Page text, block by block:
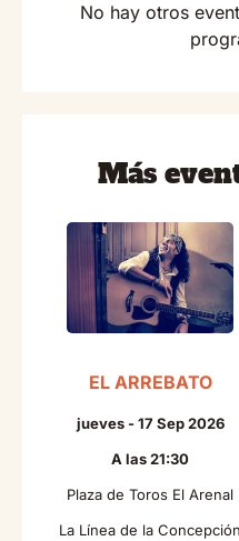
No hay otros
Más
EL ARREBATO
jueves - 17 Sep 2026
A las 21:30
Plaza de Toros El Arenal
La Línea de la Concepción